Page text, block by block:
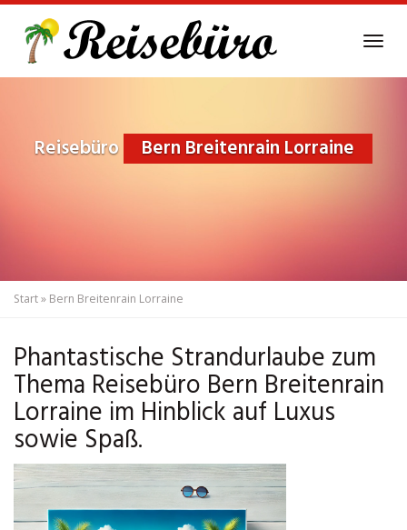
main
Reisebüro Bern Breitenrain Lorraine
Start» Bern Breitenrain Lorraine
Phantastische Strandurlaube zum
Thema Reisebüro Bern Breitenrain
Lorraine im Hinblick auf Luxus
sowie Spaß.